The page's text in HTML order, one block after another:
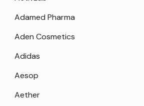
Adamed Pharma
Aden Cosmetics
Adidas
Aesop
Aether